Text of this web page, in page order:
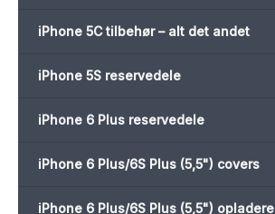
iPhone 5C tilbehør – alt det andet
iPhone 5S reservedele
iPhone 6 Plus reservedele
iPhone 6 Plus/6S Plus (5,5") covers
iPhone 6 Plus/6S Plus (5,5") opladere